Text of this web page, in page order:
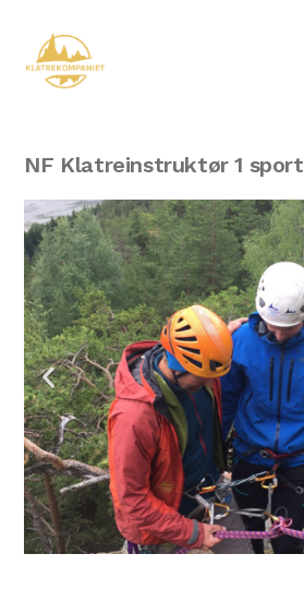
NF Klatreinstruktør 1 sport